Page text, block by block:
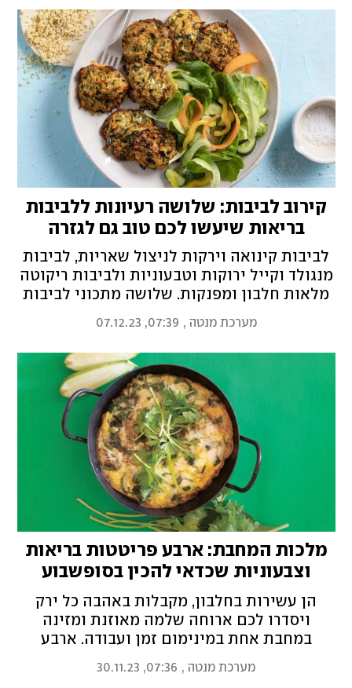
קירוב לביבות: שלושה רעיונות ללביבות
בריאות שיעשו לכם טוב גם לגזרה
לביבות קינואה וירקות לניצול שאריות, לביבות
מנגולד וקייל ירוקות וטבעוניות ולביבות ריקוטה
מלאות חלבון ומפנקות. שלושה מתכוני לביבות
גם אחרי חנוכה
מערכת מנטה ,
07:39, 07.12.23
מלכות המחבת: ארבע פריטטות בריאות
וצבעוניות שכדאי להכין בסופשבוע
הקרוב
הן עשירות בחלבון, מקבלות באהבה כל ירק
ויסדרו לכם ארוחה שלמה מאוזנת ומזינה
במחבת אחת במינימום זמן ועבודה. ארבע
של שבת
מערכת מנטה,
07:36, 30.11.23